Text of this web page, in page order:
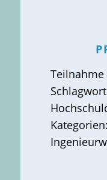
Teilnahme
Kategorien: